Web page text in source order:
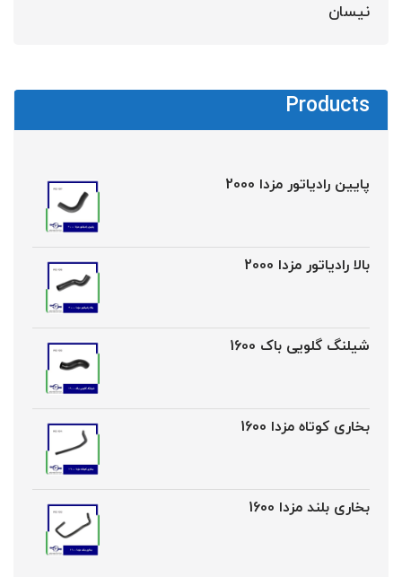
نیسان
Products
پایین رادیاتور مزدا 2000
بالا رادیاتور مزدا 2000
شیلنگ گلویی باک 1600
بخاری کوتاه مزدا 1600
بخاری بلند مزدا 1600